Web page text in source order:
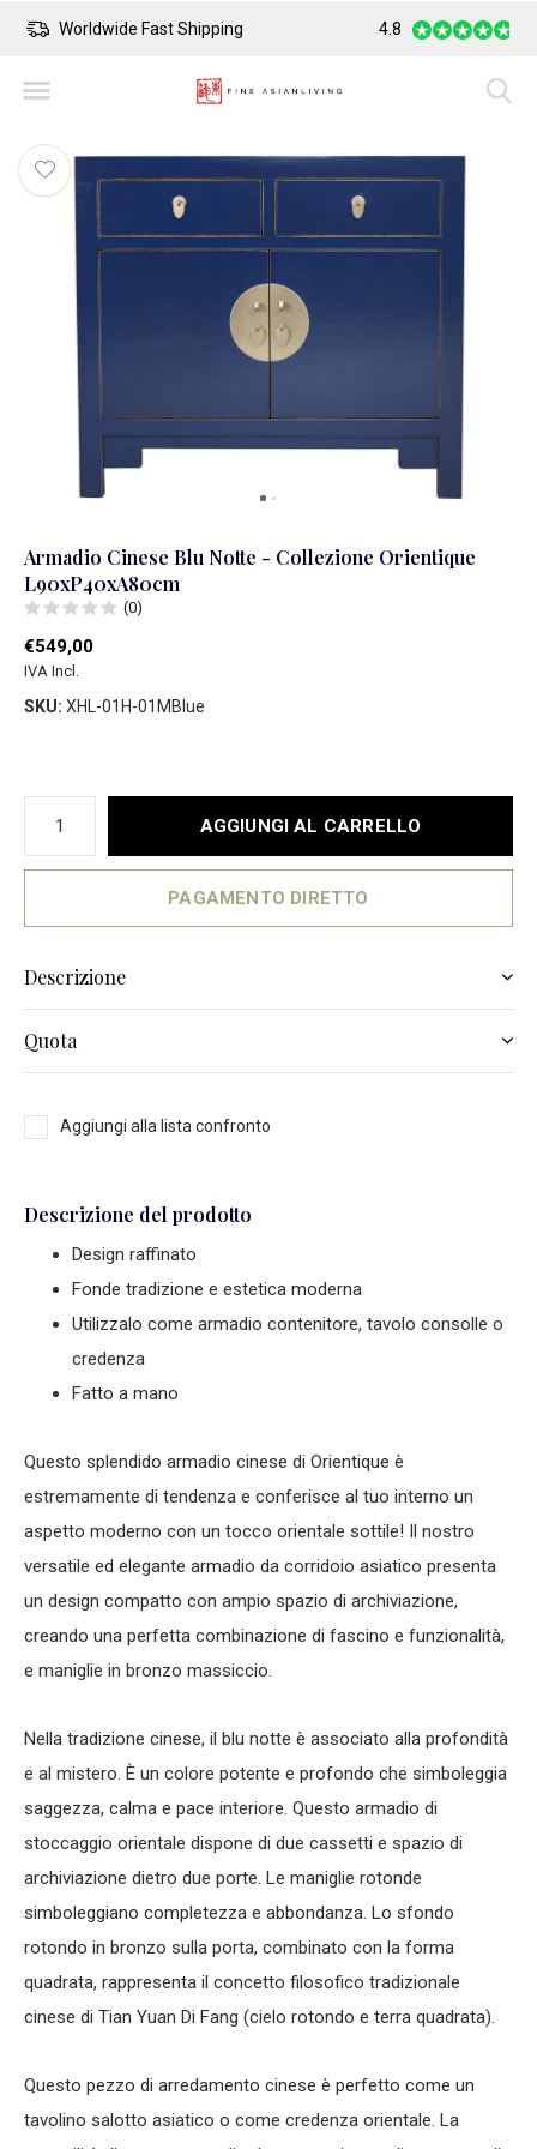
Worldwide Fast Shipping Safe Payment
4.8
Armadio Cinese Blu Notte - Collezione Orientique
L90xP40xA80cm
(0)
€549,00
IVA Incl.
SKU: XHL-01H-01MBlue
AGGIUNGI AL CARRELLO
PAGAMENTO DIRETTO
Descrizione
Quota
Aggiungi alla lista confronto
Descrizione del prodotto
Design raffinato
Fonde tradizione e estetica moderna
Utilizzalo come armadio contenitore, tavolo consolle o
credenza
Fatto a mano
Questo splendido armadio cinese di Orientique è
estremamente di tendenza e conferisce al tuo interno un
aspetto moderno con un tocco orientale sottile! Il nostro
versatile ed elegante armadio da corridoio asiatico presenta
un design compatto con ampio spazio di archiviazione,
creando una perfetta combinazione di fascino e funzionalità,
e maniglie in bronzo massiccio.
Nella tradizione cinese, il blu notte è associato alla profondità
e al mistero. È un colore potente e profondo che simboleggia
saggezza, calma e pace interiore. Questo armadio di
stoccaggio orientale dispone di due cassetti e spazio di
archiviazione dietro due porte. Le maniglie rotonde
simboleggiano completezza e abbondanza. Lo sfondo
rotondo in bronzo sulla porta, combinato con la forma
quadrata, rappresenta il concetto filosofico tradizionale
cinese di Tian Yuan Di Fang (cielo rotondo e terra quadrata).
Questo pezzo di arredamento cinese è perfetto come un
tavolino salotto asiatico o come credenza orientale. La